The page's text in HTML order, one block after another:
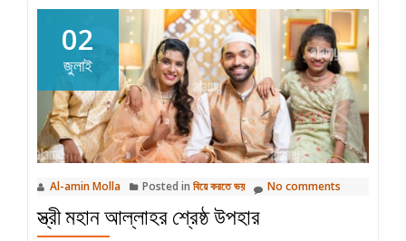
অথচ
রেজিস্ট্রেশন
করলে
সহজে
বিয়ে
করতে
পারেন
02
জুলাই
Al-amin Molla Posted in বিয়ে করতে ভয় No comments
স্ত্রী মহান আল্লাহর শ্রেষ্ঠ উপহার